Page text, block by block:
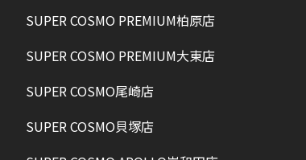
SUPER COSMO PREMIUM柏原店
SUPER COSMO PREMIUM大東店
SUPER COSMO尾崎店
SUPER COSMO貝塚店